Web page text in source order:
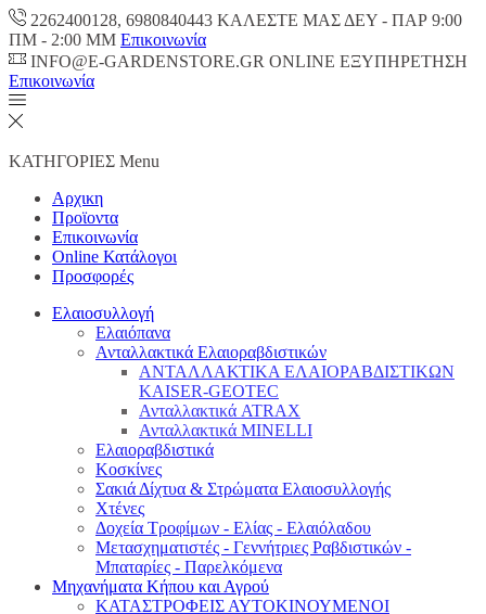
2262400128, 6980840443 ΚΑΛΕΣΤΕ ΜΑΣ ΔΕΥ - ΠΑΡ 9:00
ΠM - 2:00 ΜΜ Επικοινωνία
INFO@E-GARDENSTORE.GR ONLINE ΕΞΥΠΗΡΕΤΗΣH
Επικοινωνία
ΚΑΤΗΓΟΡΙΕΣ Menu
Αρχικη
Προϊοντα
Επικοινωνία
Online Κατάλογοι
Προσφορές
Ελαιοσυλλογή
Ελαιόπανα
Ανταλλακτικά Ελαιοραβδιστικών
ΑΝΤΑΛΛΑΚΤΙΚΑ ΕΛΑΙΟΡΑΒΔΙΣΤΙΚΩΝ
KAISER-GEOTEC
Ανταλλακτικά ATRAX
Ανταλλακτικά MINELLI
Ελαιοραβδιστικά
Κοσκίνες
Σακιά Δίχτυα & Στρώματα Ελαιοσυλλογής
Χτένες
Δοχεία Τροφίμων - Ελίας - Ελαιόλαδου
Μετασχηματιστές - Γεννήτριες Ραβδιστικών -
Μπαταρίες - Παρελκόμενα
Μηχανήματα Κήπου και Αγρού
ΚΑΤΑΣΤΡΟΦΕΙΣ ΑΥΤΟΚΙΝΟΥΜΕΝΟΙ